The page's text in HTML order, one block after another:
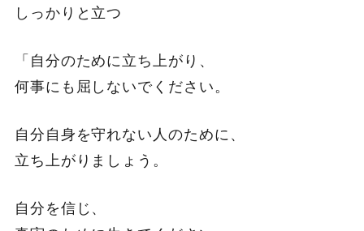
しっかりと立つ
「自分のために立ち上がり、
何事にも屈しないでください。
自分自身を守れない人のために、
立ち上がりましょう。
自分を信じ、